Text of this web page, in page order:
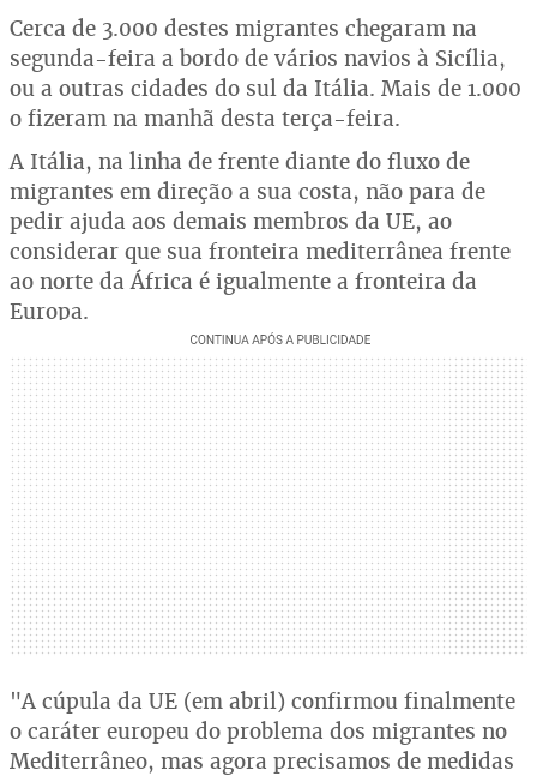
Cerca de 3.000 destes migrantes chegaram na
segunda-feira a bordo de vários navios à Sicília,
ou a outras cidades do sul da Itália. Mais de 1.000
o fizeram na manhã desta terça-feira.
A Itália, na linha de frente diante do fluxo de
migrantes em direção a sua costa, não para de
pedir ajuda aos demais membros da UE, ao
considerar que sua fronteira mediterrânea frente
ao norte da África é igualmente a fronteira da
Europa.
"A cúpula da UE (em abril) confirmou finalmente
o caráter europeu do problema dos migrantes no
Mediterrâneo, mas agora precisamos de medidas